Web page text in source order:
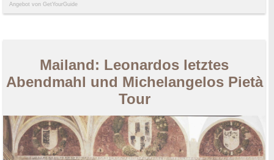
Angebot von GetYourGuide
Mailand: Leonardos letztes
Abendmahl und Michelangelos Pietà
Tour